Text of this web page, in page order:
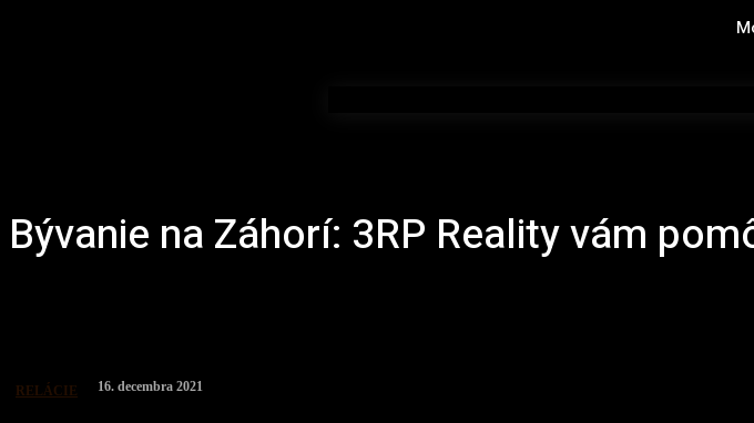
Bývanie na Záhorí: 3RP Reality vám
RELÁCIE 16. decembra 2021